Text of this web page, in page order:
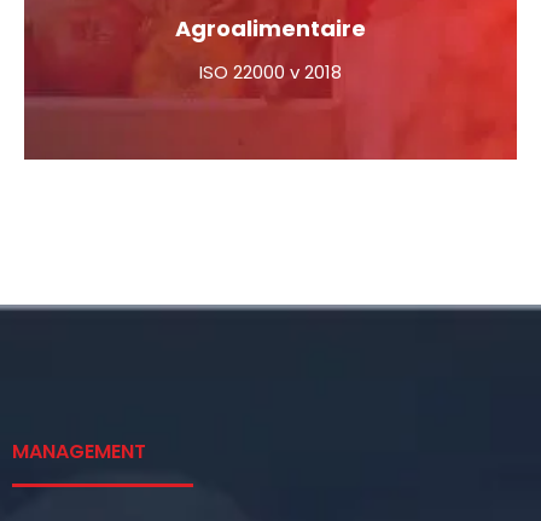
Agroalimentaire
ISO 22000 v 2018
MANAGEMENT